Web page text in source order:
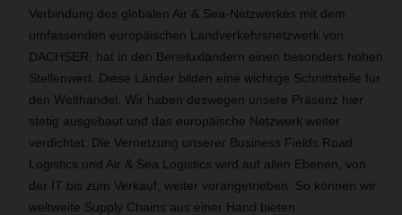
Verbindung des globalen Air & Sea-Netzwerkes mit dem
umfassenden europäischen Landverkehrsnetzwerk von
DACHSER, hat in den Beneluxländern einen besonders hohen
Stellenwert. Diese Länder bilden eine wichtige Schnittstelle für
den Welthandel. Wir haben deswegen unsere Präsenz hier
stetig ausgebaut und das europäische Netzwerk weiter
verdichtet. Die Vernetzung unserer Business Fields Road
Logistics und Air & Sea Logistics wird auf allen Ebenen, von
der IT bis zum Verkauf, weiter vorangetrieben. So können wir
weltweite Supply Chains aus einer Hand bieten.